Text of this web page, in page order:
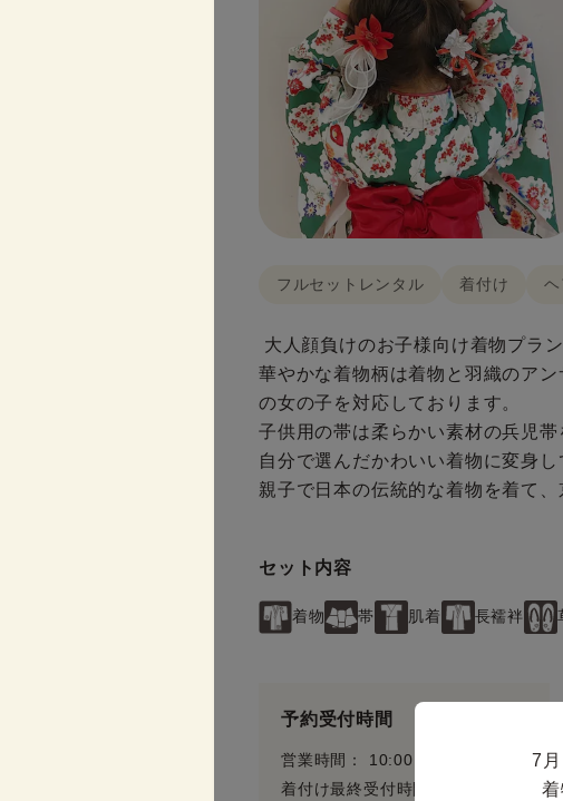
7
フルセットレンタル 着付け
大人顔負けのお子様向け着物プラン
華やかな着物柄は着物と羽織のア
の女の子を対応しております。
子供用の帯は柔らかい素材の兵児
自分で選んだかわいい着物に変身
親子で日本の伝統的な着物を着て
セット内容
着物 帯 肌着 長襦袢
予約受付時間
営業時間： 10:00 〜 17:00
着付け最終受付時間：15:30